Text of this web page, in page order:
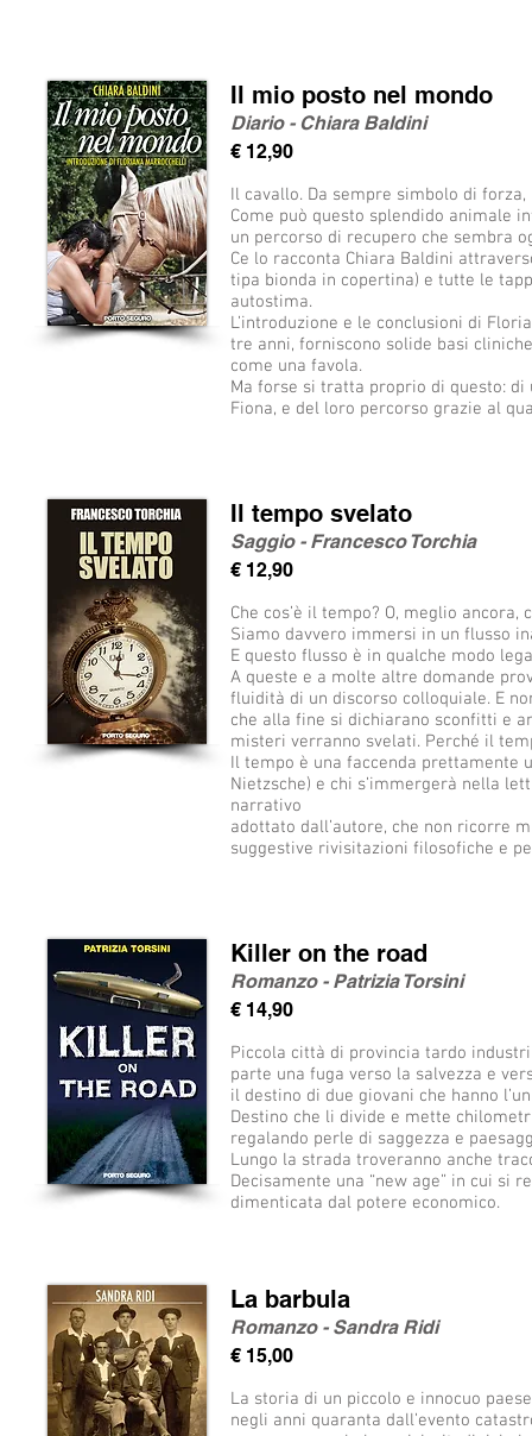
Il mio posto nel mondo
Diario - Chiara Baldini
Il cavallo. Da sempre simbolo di
Come può questo splendido animale
un percorso di recupero che sembra
Ce lo racconta Chiara Baldini
tipa bionda in copertina) e tutte le
autostima.
L’introduzione e le conclusioni di
tre anni, forniscono solide basi
come una favola.
Ma forse si tratta proprio di questo: di
Fiona, e del loro percorso grazie al
€ 12,90
Il tempo svelato
Saggio - Francesco Torchia
Che cos’è il tempo? O, meglio ancora,
Siamo davvero immersi in un flusso
E questo flusso è in qualche modo
A queste e a molte altre domande
fluidità di un discorso colloquiale. E
che alla fine si dichiarano sconfitti e
misteri verranno svelati. Perché il
Il tempo è una faccenda prettamente
Nietzsche) e chi s’immergerà nella
narrativo
adottato dall’autore, che non ricorre
suggestive rivisitazioni filosofiche e
€ 12,90
Killer on the road
Romanzo - Patrizia Torsini
Piccola città di provincia tardo
parte una fuga verso la salvezza e
il destino di due giovani che hanno
Destino che li divide e mette
regalando perle di saggezza e
Lungo la strada troveranno anche
Decisamente una “new age” in cui si
dimenticata dal potere economico.
€ 14,90
La barbula
Romanzo - Sandra Ridi
La storia di un piccolo e innocuo
negli anni quaranta dall’evento
€ 15,00